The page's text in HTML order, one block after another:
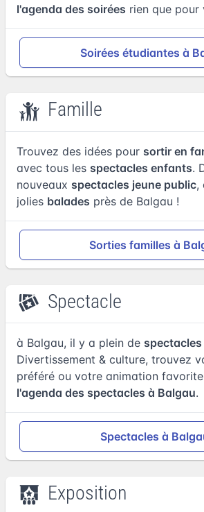
l'agenda des soirées rien que pour
Soirées étudiantes à
Famille
Trouvez des idées pour sortir en
avec tous les spectacles enfants.
nouveaux spectacles jeune public,
jolies balades près de Balgau !
Sorties familles à
Spectacle
à Balgau, il y a plein de
Divertissement & culture, trouvez
préféré ou votre animation
l'agenda des spectacles à Balgau.
Spectacles à
Exposition